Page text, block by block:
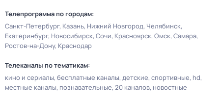
Телепрограмма по городам:
Санкт-Петербург Казань Нижний Новгород Челябинск
Екатеринбург Новосибирск Сочи Красноярск Омск Самара
Ростов-на-Дону Краснодар
Телеканалы по тематикам:
кино и сериалы бесплатные каналы детские спортивные hd
местные каналы познавательные 20 каналов новостные